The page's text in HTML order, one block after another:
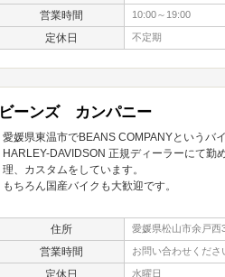
営業時間 10:00～19:00
定休日 不定期
ビーンズ カンパニー
愛媛県東温市でBEANS COMPANYというバ
HARLEY-DAVIDSON 正規ディーラーにて勤
理、カスタムをしています。
もちろん国産バイクも大歓迎です。
住所 愛媛県松山市余戸西
営業時間 お問い合わせくださ
定休日 水曜日